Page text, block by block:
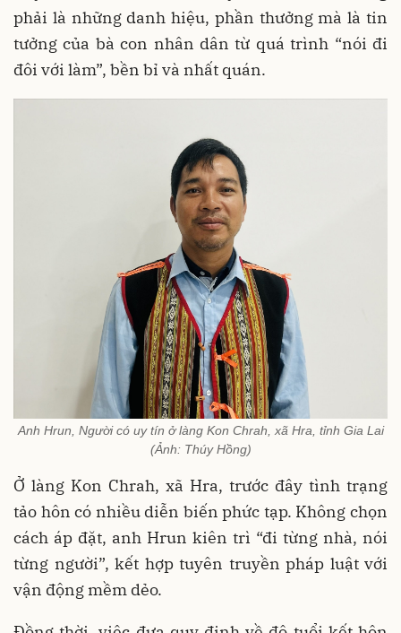
phải là những danh hiệu, phần thưởng mà là tin
tưởng của bà con nhân dân từ quá trình “nói đi
đôi với làm”, bền bỉ và nhất quán.
Anh Hrun, Người có uy tín ở làng Kon Chrah, xã Hra, tỉnh Gia Lai
(Ảnh: Thúy Hồng)
Ở làng Kon Chrah, xã Hra, trước đây tình trạng
tảo hôn có nhiều diễn biến phức tạp. Không chọn
cách áp đặt, anh Hrun kiên trì “đi từng nhà, nói
từng người”, kết hợp tuyên truyền pháp luật với
vận động mềm dẻo.